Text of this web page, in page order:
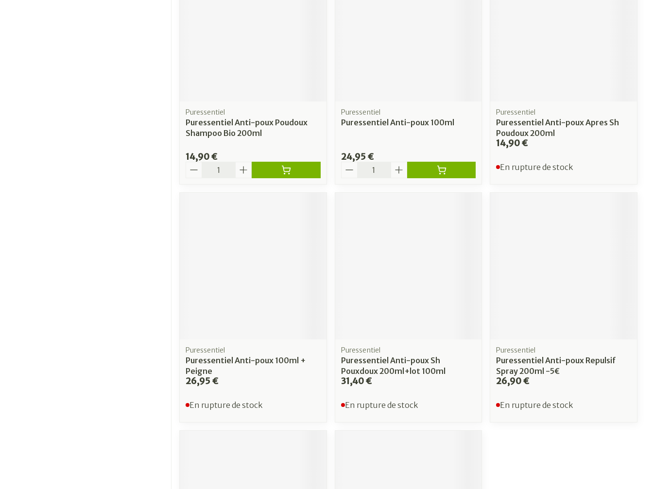
Puressentiel
Puressentiel Anti-poux Poudoux
Shampoo Bio 200ml
14,90 €
Quantité
Puressentiel
Puressentiel Anti-poux 100ml
24,95 €
Quantité
Puressentiel
Puressentiel Anti-poux Apres Sh
Poudoux 200ml
14,90 €
En rupture de stock
Puressentiel
Puressentiel Anti-poux 100ml +
Peigne
26,95 €
En rupture de stock
Puressentiel
Puressentiel Anti-poux Sh
Pouxdoux 200ml+lot 100ml
31,40 €
En rupture de stock
Puressentiel
Puressentiel Anti-poux Repulsif
Spray 200ml -5€
26,90 €
En rupture de stock